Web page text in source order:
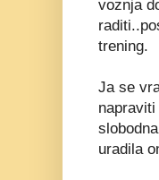
voznja
trening.
Ja se
uradila